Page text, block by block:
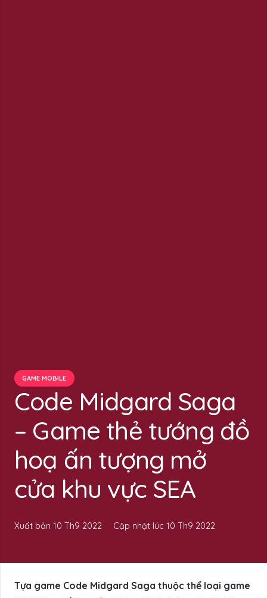
GAME MOBILE
Code Midgard Saga
– Game thẻ tướng đồ
hoạ ấn tượng mở
cửa khu vực SEA
Xuất bản 10 Th9 2022 Cập nhật lúc10 Th9 2022
Tựa game Code Midgard Saga thuộc thể loại game